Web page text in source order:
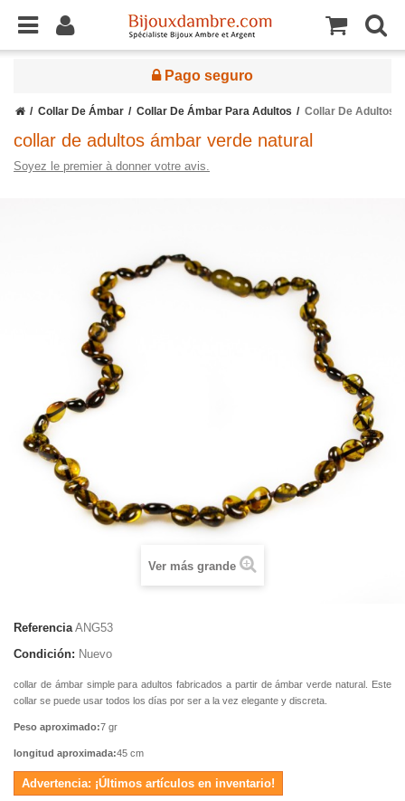
Pago seguro
Collar De Ámbar Collar De Ámbar Para Adultos Collar De Adultos
collar de adultos ámbar verde natural
Soyez le premier à donner votre avis.
Ver más grande
Referencia ANG53
Condición: Nuevo
collar de ámbar simple para adultos fabricados a partir de ámbar verde natural. Este
collar se puede usar todos los días por ser a la vez elegante y discreta.
Peso aproximado:7 gr
longitud aproximada:45 cm
Advertencia: ¡Últimos artículos en inventario!